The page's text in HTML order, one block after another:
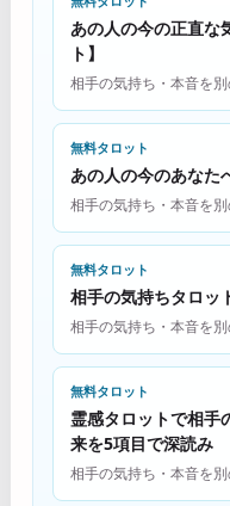
あの人の今の正直な
ト】
相手の気持ち・本音を
無料タロット
あの人の今のあなた
相手の気持ち・本音を
無料タロット
相手の気持ちタロッ
相手の気持ち・本音を
無料タロット
霊感タロットで相手
来を5項目で深読み
相手の気持ち・本音を